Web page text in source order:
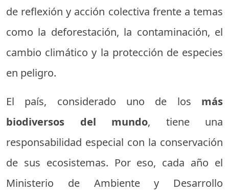
de reflexión y acción colectiva frente a temas
como la deforestación, la contaminación, el
cambio climático y la protección de especies
en peligro.
El país, considerado uno de los más
biodiversos del mundo, tiene una
responsabilidad especial con la conservación
de sus ecosistemas. Por eso, cada año el
Ministerio de Ambiente y Desarrollo